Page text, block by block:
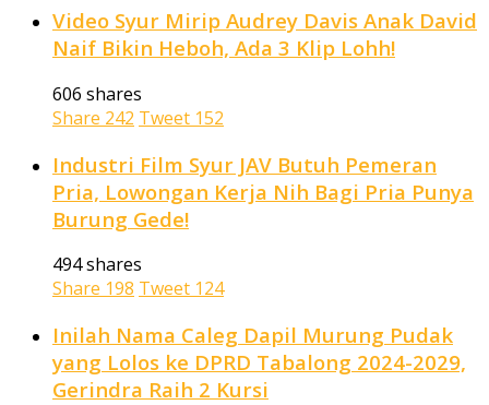
Video Syur Mirip Audrey Davis Anak David
Naif Bikin Heboh, Ada 3 Klip Lohh!
606 shares
Share 242 Tweet 152
Industri Film Syur JAV Butuh Pemeran
Pria, Lowongan Kerja Nih Bagi Pria Punya
Burung Gede!
494 shares
Share 198 Tweet 124
Inilah Nama Caleg Dapil Murung Pudak
yang Lolos ke DPRD Tabalong 2024-2029,
Gerindra Raih 2 Kursi